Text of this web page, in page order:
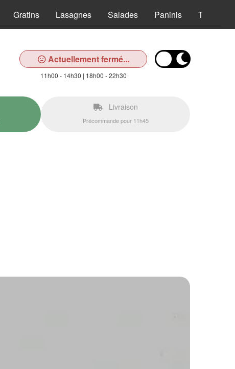
Gratins Lasagnes Salades Paninis Tex Mex
Actuellement fermé...
11h00 - 14h30 | 18h00 - 22h30
Livraison
Précommande pour 11h45